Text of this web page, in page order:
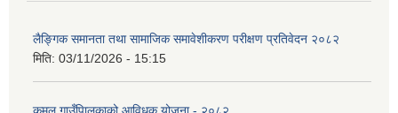
लैङ्गिक समानता तथा सामाजिक समावेशीकरण परीक्षण प्रतिवेदन २०८२
मिति: 03/11/2026 - 15:15